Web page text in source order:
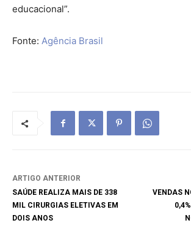
educacional”.
Fonte: Agência Brasil
ARTIGO ANTERIOR
SAÚDE REALIZA MAIS DE 338
MIL CIRURGIAS ELETIVAS EM
DOIS ANOS
VENDAS